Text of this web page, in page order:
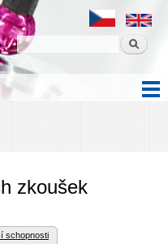
zkoušek
schopnosti